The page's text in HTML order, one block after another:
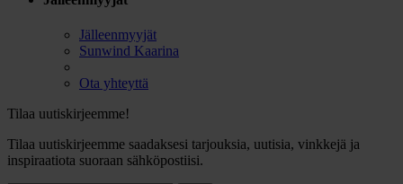
Jälleenmyyjät
Sunwind Kaarina
Ota yhteyttä
Tilaa uutiskirjeemme!
Tilaa uutiskirjeemme saadaksesi tarjouksia, uutisia, vinkkejä ja
inspiraatiota suoraan sähköpostiisi.